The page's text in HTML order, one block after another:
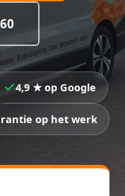
4,9 ★ op Google
op het werk